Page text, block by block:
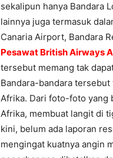
sekalipun hanya Bandara
lainnya juga termasuk
Canaria Airport, Bandara
Pesawat British Airways
tersebut memang tak
Bandara-bandara
Afrika. Dari foto-foto yang
Afrika, membuat langit di
kini, belum ada laporan
mengingat kuatnya angin